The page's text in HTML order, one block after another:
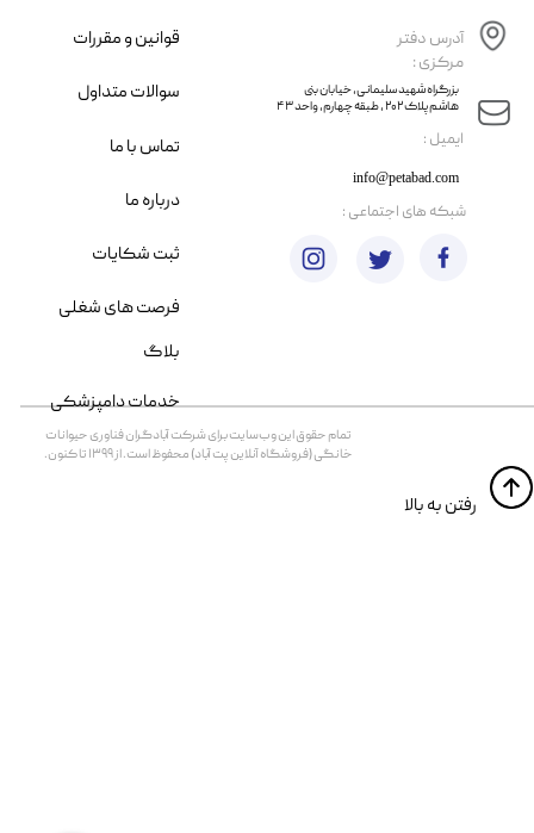
​ایمیل :
آدرس دفتر
مرکزی :
info@petabad.com
​​بزرگراه شهید سلیمانی، خیابان بنی
هاشم پلاک ۲۰۲ ، طبقه چهارم، واحد ۴۳
تمام حقوق اين وب‌سايت برای شرکت آبادگران فناوری حیوانات
خانگی (فروشگاه آنلاین پت آباد) محفوظ است. از ۱۳۹۹ تا کنون.
​​رفتن به بالا
قوانین و مقررات
سوالات متداول
تماس با ما
درباره ما
ثبت شکایات
فرصت های شغلی
​شبکه های اجتماعی :
بلاگ
خدمات دامپزشکی